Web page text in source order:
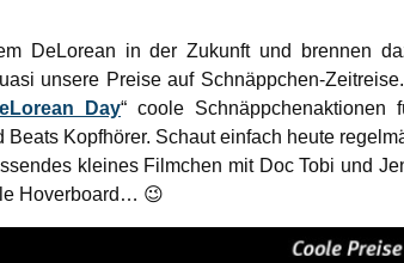
DeLorean in der Zukunft und brennen
unsere Preise auf Schnäppchen-
Day“ coole
Kopfhörer. Schaut einfach heute
kleines Filmchen mit Doc Tobi und
Hoverboard… 😉